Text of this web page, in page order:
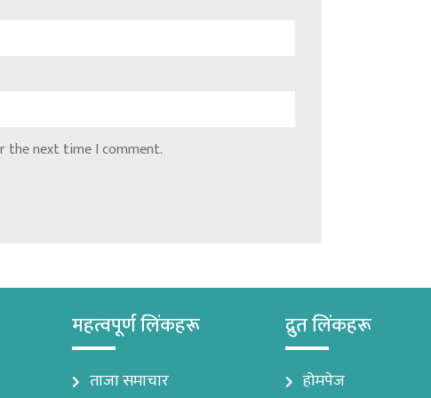
the next time I comment.
महत्वपूर्ण लिंकहरू
ताजा समाचार
द्रुत लिंकहरू
होमपेज